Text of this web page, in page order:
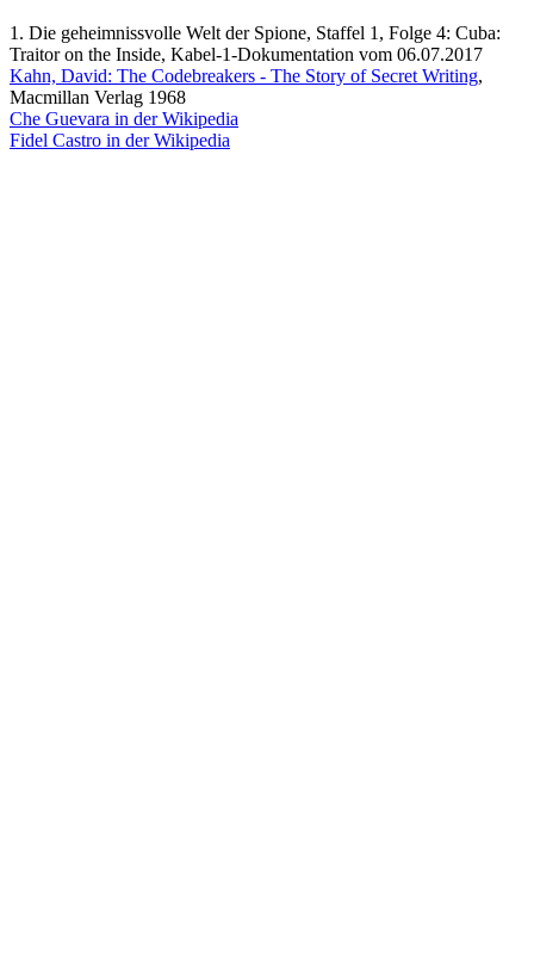
1. Die geheimnissvolle Welt der Spione, Staffel 1, Folge 4: Cuba:
Traitor on the Inside, Kabel-1-Dokumentation vom 06.07.2017
Kahn, David: The Codebreakers - The Story of Secret Writing,
Macmillan Verlag 1968
Che Guevara in der Wikipedia
Fidel Castro in der Wikipedia